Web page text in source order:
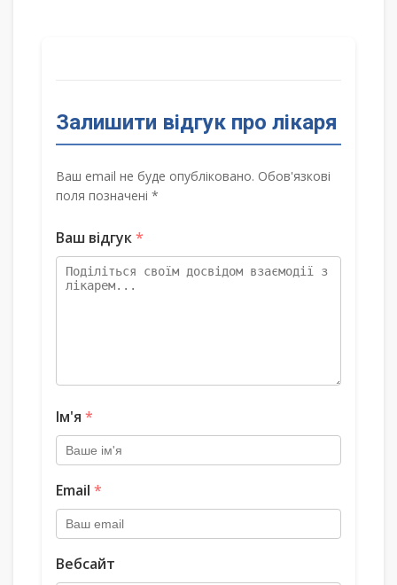
Залишити відгук про лікаря
Ваш email не буде опубліковано. Обов'язкові
поля позначені *
Ваш відгук*
Ім'я *
Email *
Вебсайт